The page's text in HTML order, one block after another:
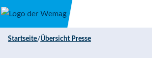
Direkt zum Inhalt
Startseite/Übersicht Presse